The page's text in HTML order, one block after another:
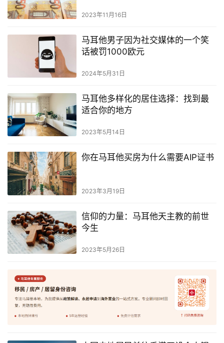
2023年11月16日
马耳他男子因为社交媒体的一个笑
话被罚1000欧元
2024年5月31日
马耳他多样化的居住选择：找到最
适合你的地方
2023年5月14日
你在马耳他买房为什么需要AIP证书
2023年3月19日
信仰的力量：马耳他天主教的前世
今生
2023年5月26日